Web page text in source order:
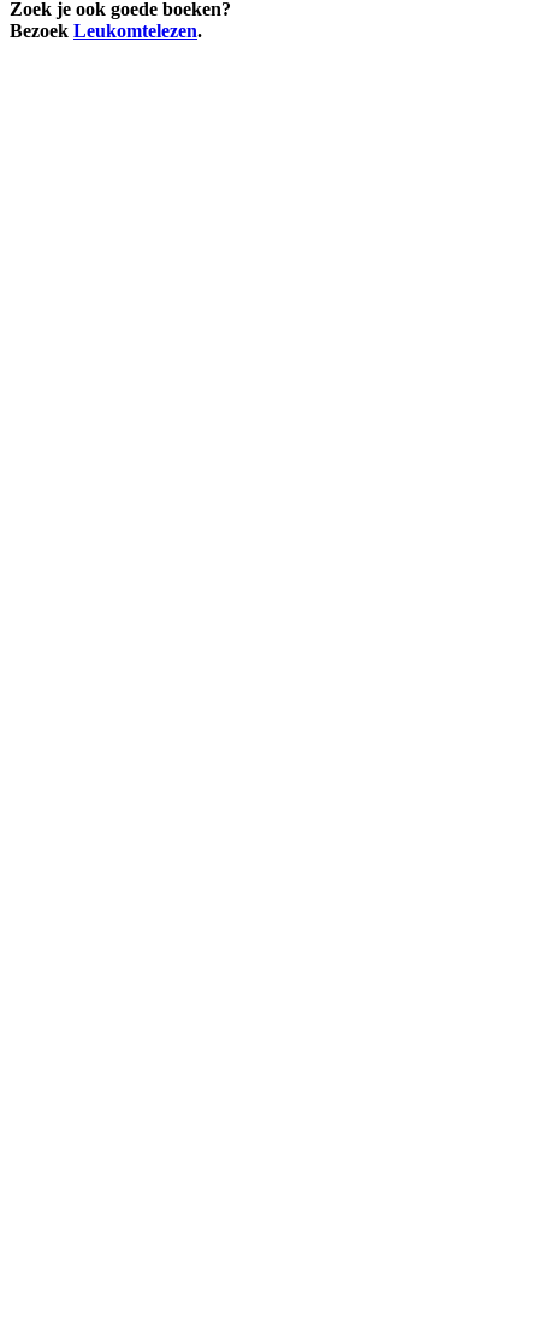
Zoek je ook goede boeken?
Bezoek Leukomtelezen.